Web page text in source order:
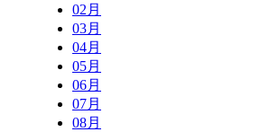
02月
03月
04月
05月
06月
07月
08月